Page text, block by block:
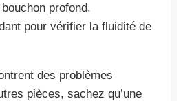
profond.
pour vérifier la fluidité de
des problèmes
pièces, sachez qu’une